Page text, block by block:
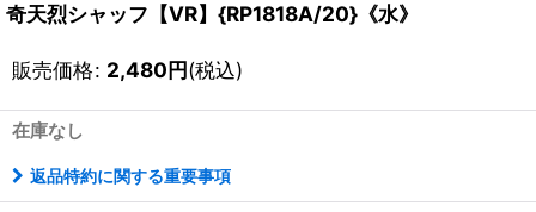
奇天烈シャッフ【VR】{RP1818A/20}《水》
販売価格: 2,480円(税込)
在庫なし
返品特約に関する重要事項